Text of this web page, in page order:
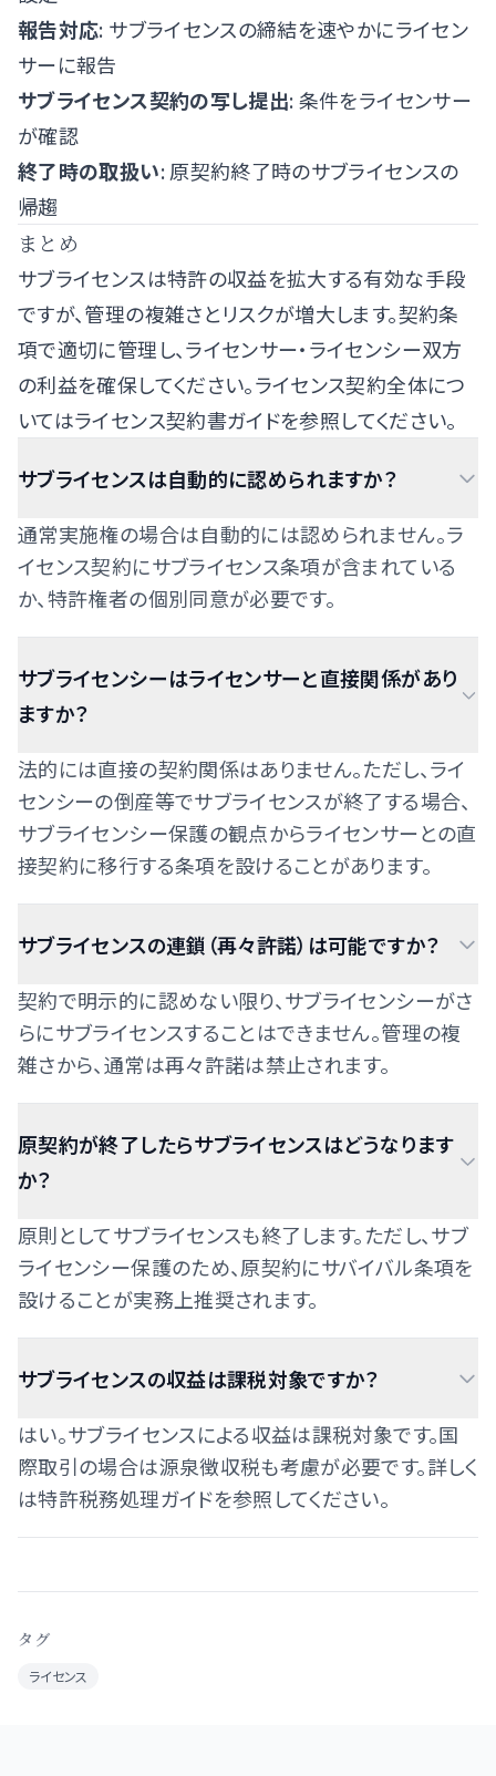
報告対応: サブライセンスの締結を速やかにライセン
サーに報告
サブライセンス契約の写し提出: 条件をライセンサー
が確認
終了時の取扱い: 原契約終了時のサブライセンスの
帰趨
まとめ
サブライセンスは特許の収益を拡大する有効な手段
ですが、管理の複雑さとリスクが増大します。契約条
項で適切に管理し、ライセンサー・ライセンシー双方
の利益を確保してください。ライセンス契約全体につ
いてはライセンス契約書ガイドを参照してください。
サブライセンスは自動的に認められますか？
通常実施権の場合は自動的には認められません。ラ
イセンス契約にサブライセンス条項が含まれている
か、特許権者の個別同意が必要です。
サブライセンシーはライセンサーと直接関係があり
ますか？
法的には直接の契約関係はありません。ただし、ライ
センシーの倒産等でサブライセンスが終了する場合、
サブライセンシー保護の観点からライセンサーとの直
接契約に移行する条項を設けることがあります。
サブライセンスの連鎖（再々許諾）は可能ですか？
契約で明示的に認めない限り、サブライセンシーがさ
らにサブライセンスすることはできません。管理の複
雑さから、通常は再々許諾は禁止されます。
原契約が終了したらサブライセンスはどうなります
か？
原則としてサブライセンスも終了します。ただし、サブ
ライセンシー保護のため、原契約にサバイバル条項を
設けることが実務上推奨されます。
サブライセンスの収益は課税対象ですか？
はい。サブライセンスによる収益は課税対象です。国
際取引の場合は源泉徴収税も考慮が必要です。詳しく
は特許税務処理ガイドを参照してください。
タグ
ライセンス